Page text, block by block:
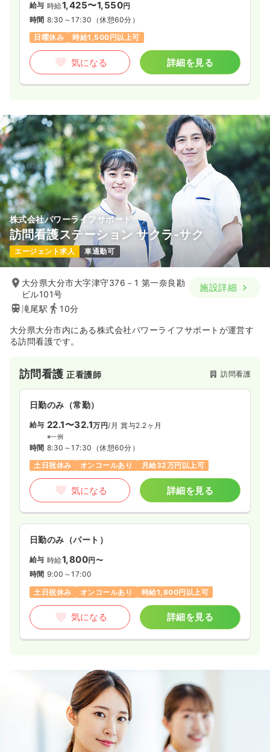
給与 時給1,425〜1,550円
時間 8:30～17:30 （休憩60分）
日曜休み
時給1,500円以上可
気になる 詳細を見る
株式会社パワーライフサポート
訪問看護ステーション サクラ-サク
エージェント求人 車通勤可
大分県大分市大字津守376－1 第一奈良勘
ビル101号
滝尾駅
10分
施設詳細
大分県大分市内にある株式会社パワーライフサポートが運営す
る訪問看護です。
訪問看護正看護師 訪問看護
日勤のみ（常勤）
給与 22.1〜32.1万円/月 賞与2.2ヶ月
※一例
時間 8:30～17:30 （休憩60分）
土日祝休み
オンコールあり 月給32万円以上可
気になる 詳細を見る
日勤のみ（パート）
給与 時給1,800円〜
時間 9:00～17:00
土日祝休み
オンコールあり 時給1,800円以上可
気になる 詳細を見る